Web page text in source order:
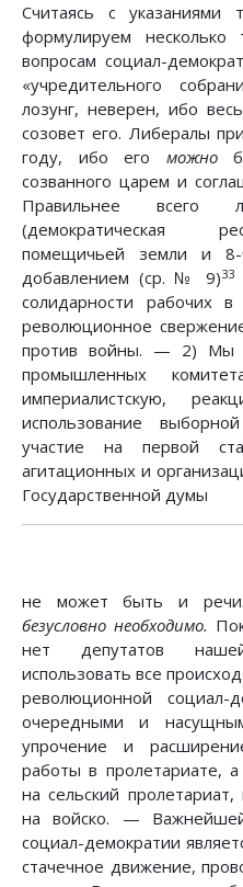
Считаясь с
формулируем несколько
вопросам социал-
«учредительного
лозунг, неверен, ибо
созовет его. Либералы
году, ибо его можно
созванного царем и
Правильнее всего
(демократическая
помещичьей земли и 8-
добавлением (ср. № 9)33
солидарности рабочих
революционное
против войны. — 2) Мы
промышленных
империалистскую,
использование
участие на первой
агитационных и
Государственной думы
не может быть и речи.
безусловно необходимо.
нет депутатов
использовать все
революционной
очередными и
упрочение и
работы в пролетариате,
на сельский
на войско. —
социал-демократии
стачечное движение,